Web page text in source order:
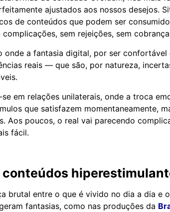
ajustados aos nossos desejos.
de conteúdos que podem ser
complicações, sem rejeições, sem
onde a fantasia digital, por ser
reais — que são, por natureza,
em relações unilaterais, onde a troca
que satisfazem momentaneamente,
Aos poucos, o real vai parecendo
fácil.
conteúdos
brutal entre o que é vivido no dia a dia e
fantasias, como nas produções da